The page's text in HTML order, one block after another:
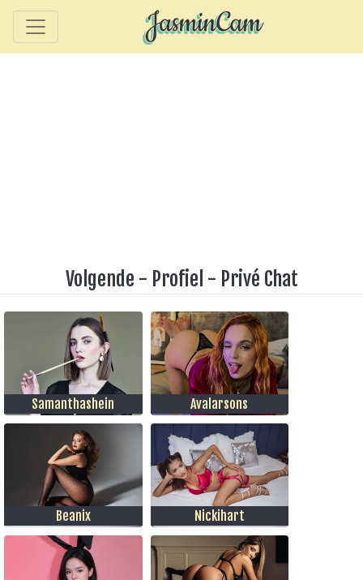
Volgende - Profiel - Privé Chat
Samanthashein Avalarsons
Beanix Nickihart